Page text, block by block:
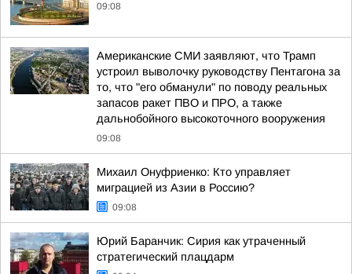
09:08
Американские СМИ заявляют, что Трамп
устроил выволочку руководству Пентагона за
то, что "его обманули" по поводу реальных
запасов ракет ПВО и ПРО, а также
дальнобойного высокоточного вооружения
09:08
Михаил Онуфриенко: Кто управляет
миграцией из Азии в Россию?
09:08
Юрий Баранчик: Сирия как утраченный
стратегический плацдарм